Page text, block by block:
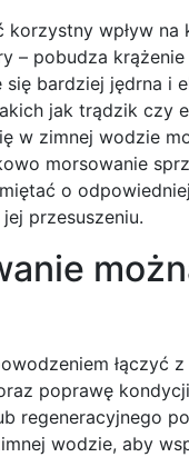
korzystny wpływ
– pobudza
się bardziej jędrna i
jak trądzik czy
w zimnej wodzie
morsowanie
o
przesuszeniu.
łączyć
poprawę
regeneracyjnego
wodzie, aby